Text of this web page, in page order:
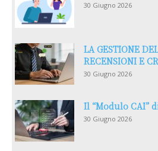
30 Giugno 2026
LA GESTIONE
RECENSIONI E
30 Giugno 2026
Il “Modulo CAI”
30 Giugno 2026